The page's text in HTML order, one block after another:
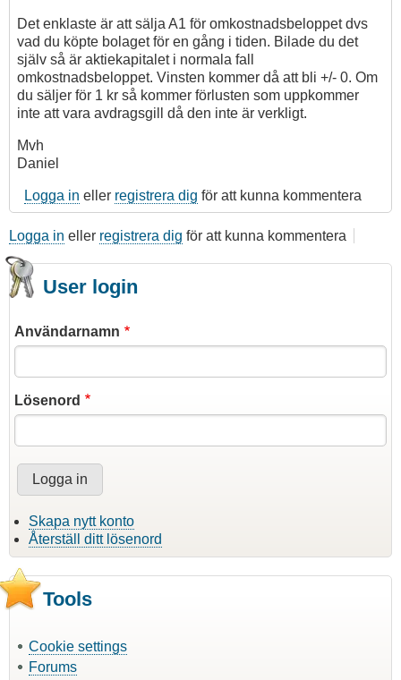
Det enklaste är att sälja A1 för omkostnadsbeloppet dvs
vad du köpte bolaget för en gång i tiden. Bilade du det
själv så är aktiekapitalet i normala fall
omkostnadsbeloppet. Vinsten kommer då att bli +/- 0. Om
du säljer för 1 kr så kommer förlusten som uppkommer
inte att vara avdragsgill då den inte är verkligt.
Mvh
Daniel
Logga in eller registrera dig för att kunna kommentera
Logga in eller registrera dig för att kunna kommentera
User login
Användarnamn
Lösenord
Skapa nytt konto
Återställ ditt lösenord
Tools
Cookie settings
Forums